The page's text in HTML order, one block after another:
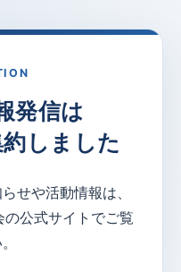
発信は
しました
せや活動情報は、
公式サイトでご覧